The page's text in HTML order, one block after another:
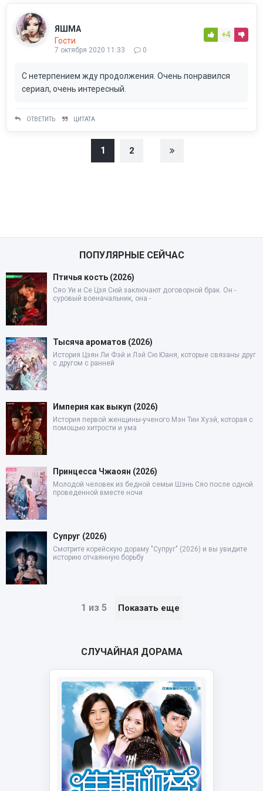
ЯШМА
Гости
7 октября 2020 11:33 0
+4
С нетерпением жду продолжения. Очень понравился
сериал, очень интересный.
ОТВЕТИТЬ ЦИТАТА
1 2
ПОПУЛЯРНЫЕ СЕЙЧАС
Птичья кость (2026)
Сяо Уи и Се Цзя Сюй заключают договорной брак. Он -
суровый военачальник, она -
Тысяча ароматов (2026)
История Цзян Ли Фэй и Лэй Сю Юаня, которые связаны друг
с другом с ранней
Империя как выкуп (2026)
История первой женщины-ученого Мэн Тин Хуэй, которая с
помощью хитрости и ума
Принцесса Чжаоян (2026)
Молодой человек из бедной семьи Шэнь Сяо после одной
проведенной вместе ночи
Супруг (2026)
Смотрите корейскую дораму "Супруг" (2026) и вы увидите
историю отчаянную борьбу
1 из 5 Показать еще
СЛУЧАЙНАЯ ДОРАМА